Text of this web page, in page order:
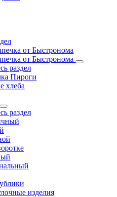
от Быстронома
от Быстронома
раздел
Пироги
хлеба
раздел
изделия